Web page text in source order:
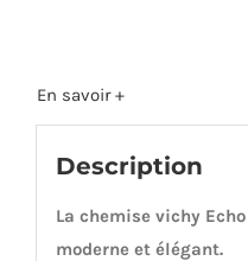
En savoir +
Description
La chemise vichy
moderne et élégant.